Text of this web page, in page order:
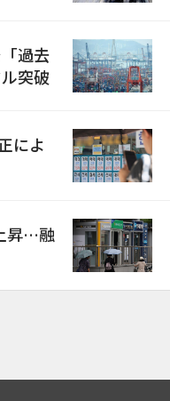
過去
突破
によ
昇…融